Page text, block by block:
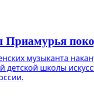
музыканта
школы